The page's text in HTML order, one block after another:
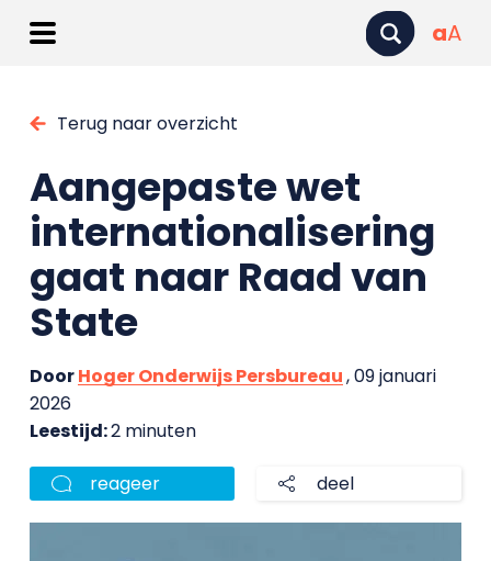
aA
Terug naar overzicht
Aangepaste wet
internationalisering
gaat naar Raad van
State
DoorHoger Onderwijs Persbureau, 09 januari
2026
Leestijd:2 minuten
reageer deel